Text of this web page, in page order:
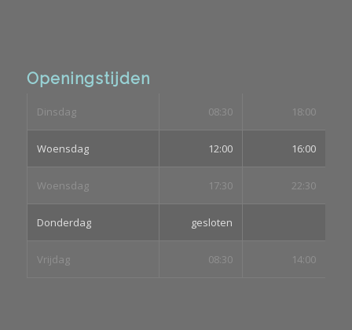
Openingstijden
Dinsdag 08:30 18:00
Woensdag 12:00 16:00
Woensdag 17:30 22:30
Donderdag gesloten
Vrijdag 08:30 14:00